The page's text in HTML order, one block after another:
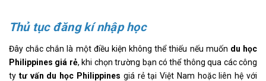
Thủ tục đăng kí nhập học
Đây chắc chắn là một điều kiện không thể thiếu nếu muốn du học
Philippines giá rẻ, khi chọn trường bạn có thể thông qua các công
ty tư vấn du học Philippines giá rẻ tại Việt Nam hoặc liên hệ với